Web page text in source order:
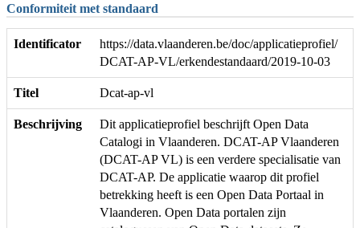
Conformiteit met standaard
Identificator
https://data.vlaanderen.be/doc/applicatieprofiel/
DCAT-AP-VL/erkendestandaard/2019-10-03
Titel Dcat-ap-vl
Beschrijving
Dit applicatieprofiel beschrijft Open Data
Catalogi in Vlaanderen. DCAT-AP Vlaanderen
(DCAT-AP VL) is een verdere specialisatie van
DCAT-AP. De applicatie waarop dit profiel
betrekking heeft is een Open Data Portaal in
Vlaanderen. Open Data portalen zijn